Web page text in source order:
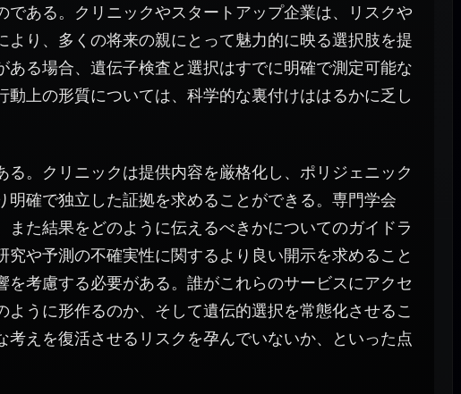
ある。クリニックやスタートアップ企業は、リスクや
り、多くの将来の親にとって魅力的に映る選択肢を提
る場合、遺伝子検査と選択はすでに明確で測定可能な
上の形質については、科学的な裏付けははるかに乏し
。クリニックは提供内容を厳格化し、ポリジェニック
確で独立した証拠を求めることができる。専門学会
た結果をどのように伝えるべきかについてのガイドラ
や予測の不確実性に関するより良い開示を求めること
考慮する必要がある。誰がこれらのサービスにアクセ
うに形作るのか、そして遺伝的選択を常態化させるこ
えを復活させるリスクを孕んでいないか、といった点